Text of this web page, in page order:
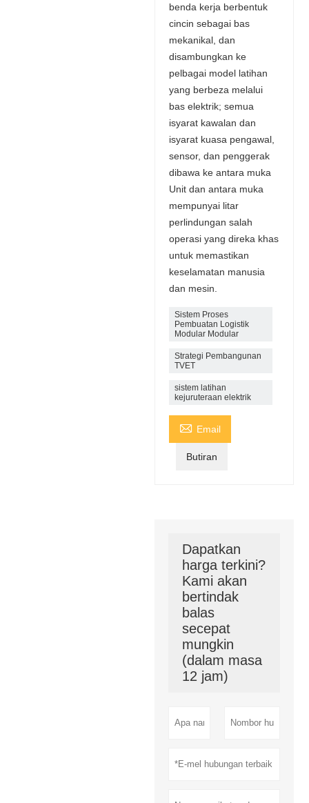
benda kerja berbentuk
cincin sebagai bas
mekanikal, dan
disambungkan ke
pelbagai model latihan
yang berbeza melalui
bas elektrik; semua
isyarat kawalan dan
isyarat kuasa pengawal,
sensor, dan penggerak
dibawa ke antara muka
Unit dan antara muka
mempunyai litar
perlindungan salah
operasi yang direka khas
untuk memastikan
keselamatan manusia
dan mesin.
Sistem Proses
Pembuatan Logistik
Modular Modular
Strategi Pembangunan
TVET
sistem latihan
kejuruteraan elektrik
 Email
Butiran
Dapatkan
harga terkini?
Kami akan
bertindak
balas
secepat
mungkin
(dalam masa
12 jam)